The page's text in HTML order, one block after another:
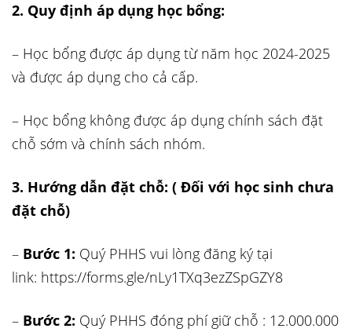
2. Quy định áp dụng học bổng:
– Học bổng được áp dụng từ năm học 2024-2025
và được áp dụng cho cả cấp.
– Học bổng không được áp dụng chính sách đặt
chỗ sớm và chính sách nhóm.
3. Hướng dẫn đặt chỗ: ( Đối với học sinh chưa
đặt chỗ)
– Bước 1: Quý PHHS vui lòng đăng ký tại
link: https://forms.gle/nLy1TXq3ezZSpGZY8
– Bước 2: Quý PHHS đóng phí giữ chỗ : 12.000.000